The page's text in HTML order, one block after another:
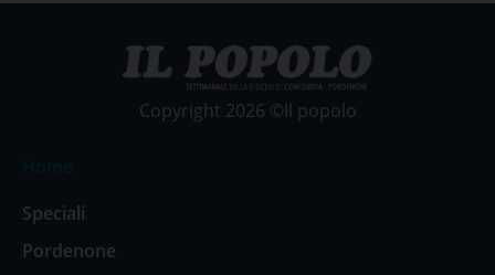
Copyright 2026 ©Il popolo
Speciali
Pordenone